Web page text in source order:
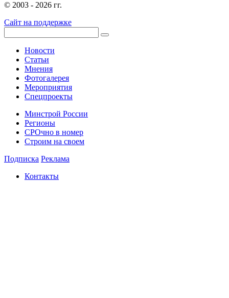
© 2003 - 2026 гг.
Сайт на поддержке
Новости
Статьи
Мнения
Фотогалерея
Мероприятия
Спецпроекты
Минстрой России
Регионы
СРОчно в номер
Строим на своем
Подписка Реклама
Контакты